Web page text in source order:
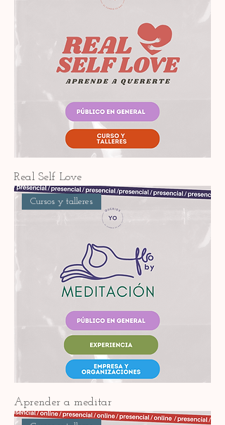
Real Self Love
Cursos y talleres
Aprender a meditar